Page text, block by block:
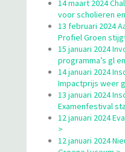
14 maart 2024
voor scholieren
13 februari 2024
Profiel Groen
15 januari 2024
programma’s gl
14 januari 2024
Impactprijs weer
13 januari 2024
Examenfestival
12 januari 2024
>
12 januari 2024